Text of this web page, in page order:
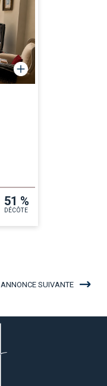
51 %
DÉCÔTE
ANNONCE SUIVANTE